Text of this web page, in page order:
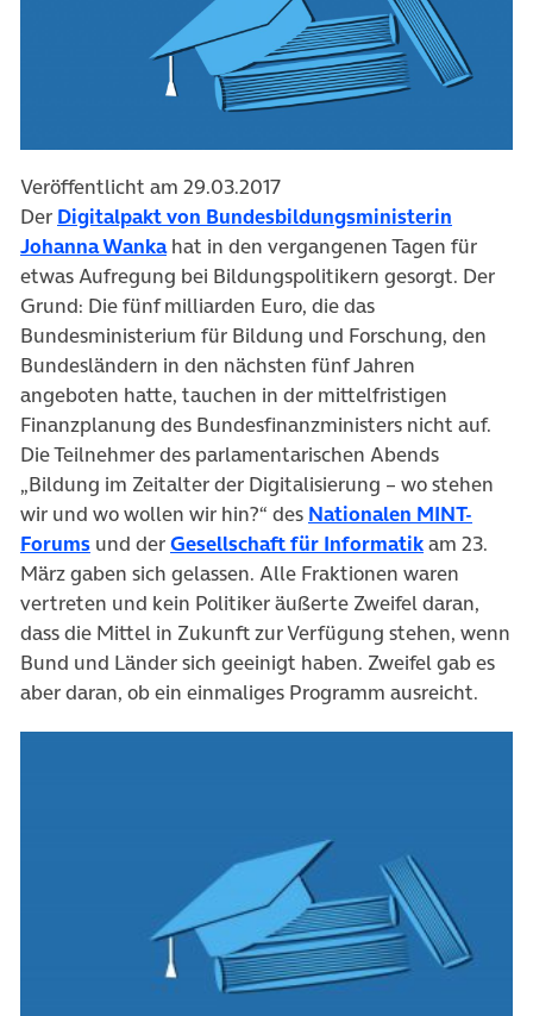
Veröffentlicht am 29.03.2017
Der Digitalpakt von Bundesbildungsministerin
Johanna Wanka(öffnet in neuem Tab)
hat in den vergangenen Tagen für
etwas Aufregung bei Bildungspolitikern gesorgt. Der
Grund: Die fünf milliarden Euro, die das
Bundesministerium für Bildung und Forschung, den
Bundesländern in den nächsten fünf Jahren
angeboten hatte, tauchen in der mittelfristigen
Finanzplanung des Bundesfinanzministers nicht auf.
Die Teilnehmer des parlamentarischen Abends
„Bildung im Zeitalter der Digitalisierung – wo stehen
wir und wo wollen wir hin?“ des Nationalen MINT-
Forums(öffnet in neuem Tab)
und derGesellschaft für Informatik(öffnet in
am 23.
März gaben sich gelassen. Alle Fraktionen waren
vertreten und kein Politiker äußerte Zweifel daran,
dass die Mittel in Zukunft zur Verfügung stehen, wenn
Bund und Länder sich geeinigt haben. Zweifel gab es
aber daran, ob ein einmaliges Programm ausreicht.